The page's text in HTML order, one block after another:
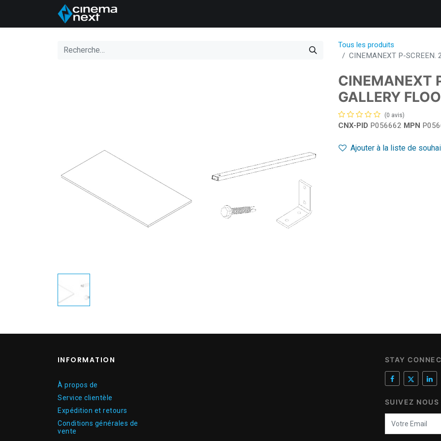
Tous les produits
CINEMANEXT P-SCREEN.
CINEMANEXT
GALLERY
(0 avis)
CNX-PID P056662 MPN
Ajouter à la liste de
INFORMATION
À propos de
Service clientèle
Expédition et retours
Conditions générales de
vente
STAY
SUIVEZ NOUS